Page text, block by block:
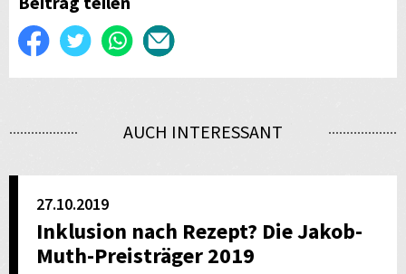
Auf
Twittern WhatsApp
versenden
AUCH INTERESSANT
27.10.2019
Inklusion nach Rezept? Die Jakob-
Muth-Preisträger 2019